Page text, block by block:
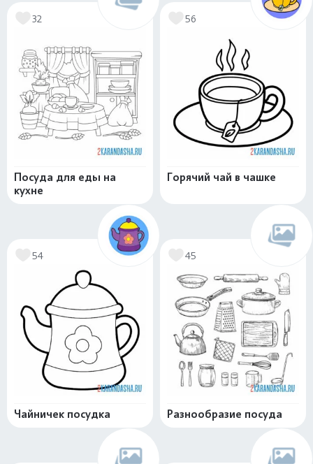
32
Посуда для еды на
кухне
56
Горячий чай в чашке
54
Чайничек посудка
45
Разнообразие посуда